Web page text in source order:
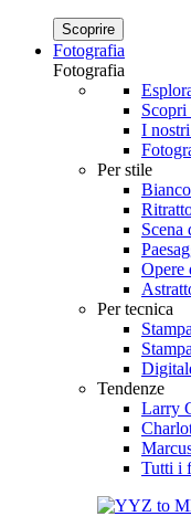
Scoprire
Fotografia
Fotografia
I
Per stile
Scena
Opere
Per tecnica
Tendenze
Larry
Tutti i